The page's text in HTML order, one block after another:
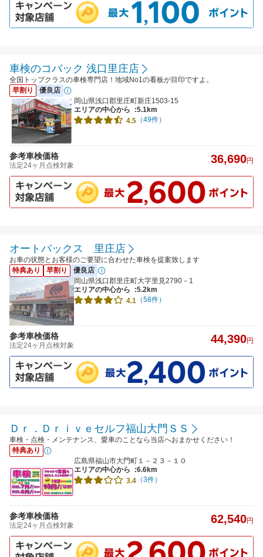
車検のコバック 浅口里庄店
全国トップクラスの車検専門店！地域No1の看板が目印ですよ。
早割り
優良店
岡山県浅口郡里庄町新庄1503-15
エリアの中心から
:5.1km
4.5 （49件）
参考車検価格
法定24ヶ月点検対象 36,690円
オートバックス 里庄店
お車の状態とお客様のご要望に合わせた車検を提案致します
特典あり
早割り
優良店
岡山県浅口郡里庄町大字里見2790－1
エリアの中心から
:5.2km
4.1 （58件）
参考車検価格
法定24ヶ月点検対象 44,390円
Ｄｒ．Ｄｒｉｖｅセルフ福山大門ＳＳ
車検・点検・メンテナンス、愛車のことなら当店へおまかせください！
特典あり
広島県福山市大門町１－２３－１０
エリアの中心から
:6.6km
3.4 （3件）
参考車検価格
法定24ヶ月点検対象 62,540円